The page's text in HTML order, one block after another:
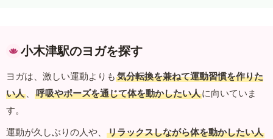
小木津駅のヨガを探す
ヨガは、激しい運動よりも 気分転換を兼ねて運動習慣を作りた
い人 、 呼吸やポーズを通じて体を動かしたい人に向いていま
す。
運動が久しぶりの人や、
リラックスしながら体を動かしたい人